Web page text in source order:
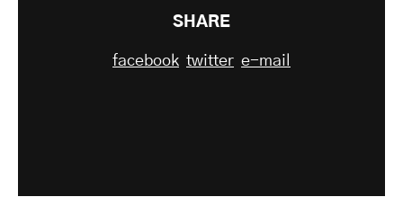
SHARE
facebook twitter e-mail